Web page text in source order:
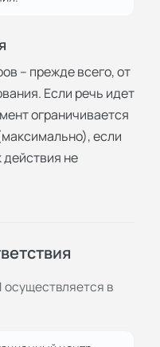
– прежде всего, от
Если речь идет
ограничивается
если
действия не
осуществляется в